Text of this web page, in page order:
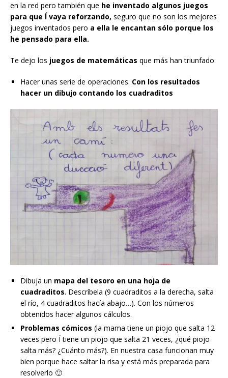
en la red pero también que he inventado algunos juegos
para que Í vaya reforzando, seguro que no son los mejores
juegos inventados pero a ella le encantan sólo porque los
he pensado para ella.
Te dejo los juegos de matemáticas que más han triunfado:
Hacer unas serie de operaciones. Con los resultados
hacer un dibujo contando los cuadraditos
Dibuja un mapa del tesoro en una hoja de
cuadraditos. Descríbela (9 cuadraditos a la derecha, salta
el río, 4 cuadraditos hacía abajo…). Con los números
obtenidos hacer algunos cálculos.
Problemas cómicos (la mama tiene un piojo que salta 12
veces pero Í tiene un piojo que salta 21 veces, ¿qué piojo
salta más? ¿Cuánto más?). En nuestra casa funcionan muy
bien porque hace saltar la risa y está más preparada para
resolverlo 🙂